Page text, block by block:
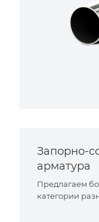
Запорно-
арматура
Предлагаем
категории